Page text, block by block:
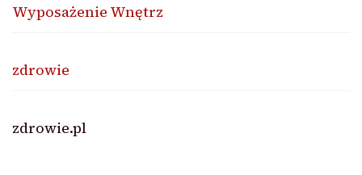
Wyposażenie Wnętrz
zdrowie
zdrowie.pl